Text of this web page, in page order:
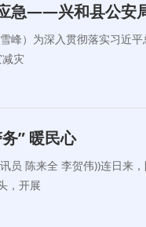
急——兴和县公安
峰）为深入贯彻落实习近
灾
” 暖民心
陈来全 李贺伟))连日来，
，开展